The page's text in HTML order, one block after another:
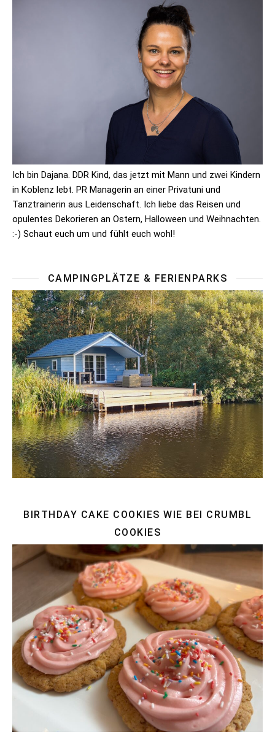
Ich bin Dajana. DDR Kind, das jetzt mit Mann und zwei Kindern
in Koblenz lebt. PR Managerin an einer Privatuni und
Tanztrainerin aus Leidenschaft. Ich liebe das Reisen und
opulentes Dekorieren an Ostern, Halloween und Weihnachten.
:-) Schaut euch um und fühlt euch wohl!
CAMPINGPLÄTZE & FERIENPARKS
BIRTHDAY CAKE COOKIES WIE BEI CRUMBL
COOKIES